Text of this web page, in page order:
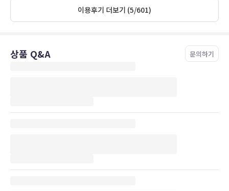
이용후기 더보기 (5/601)
상품 Q&A 문의하기